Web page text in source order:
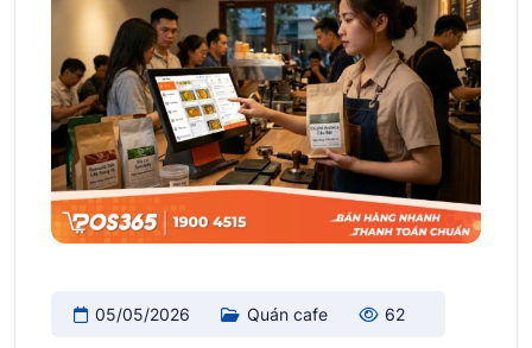
05/05/2026 Quán cafe 62